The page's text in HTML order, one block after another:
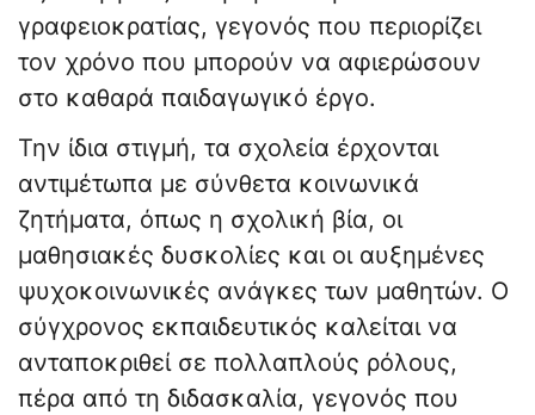
γραφειοκρατίας, γεγονός που περιορίζει
τον χρόνο που μπορούν να αφιερώσουν
στο καθαρά παιδαγωγικό έργο.
Την ίδια στιγμή, τα σχολεία έρχονται
αντιμέτωπα με σύνθετα κοινωνικά
ζητήματα, όπως η σχολική βία, οι
μαθησιακές δυσκολίες και οι αυξημένες
ψυχοκοινωνικές ανάγκες των μαθητών. Ο
σύγχρονος εκπαιδευτικός καλείται να
ανταποκριθεί σε πολλαπλούς ρόλους,
πέρα από τη διδασκαλία, γεγονός που